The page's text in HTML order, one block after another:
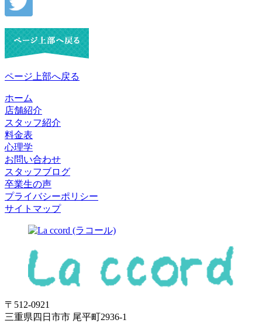
ページ上部へ戻る
ホーム
店舗紹介
スタッフ紹介
料金表
心理学
お問い合わせ
スタッフブログ
卒業生の声
プライバシーポリシー
サイトマップ
〒512-0921
三重県四日市市 尾平町2936-1